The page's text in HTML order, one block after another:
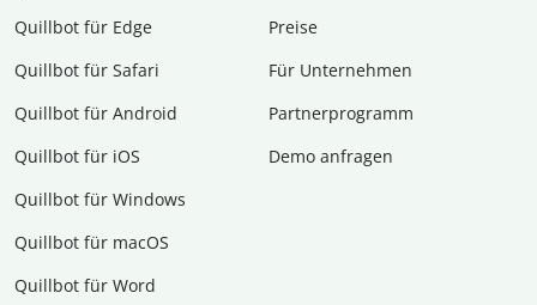
Quillbot für Edge
Quillbot für Safari
Quillbot für Android
Quillbot für iOS
Quillbot für Windows
Quillbot für macOS
Quillbot für Word
Preise
Für Unternehmen
Partnerprogramm
Demo anfragen